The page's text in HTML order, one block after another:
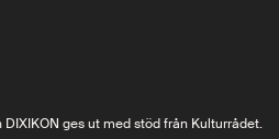
ges ut med stöd från Kulturrådet.